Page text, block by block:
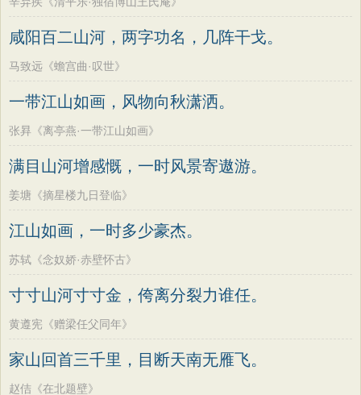
咸阳百二山河，两字功名，几阵干戈。
马致远《蟾宫曲·叹世》
一带江山如画，风物向秋潇洒。
张昪《离亭燕·一带江山如画》
满目山河增感慨，一时风景寄遨游。
姜塘《摘星楼九日登临》
江山如画，一时多少豪杰。
苏轼《念奴娇·赤壁怀古》
寸寸山河寸寸金，侉离分裂力谁任。
黄遵宪《赠梁任父同年》
家山回首三千里，目断天南无雁飞。
赵佶《在北题壁》